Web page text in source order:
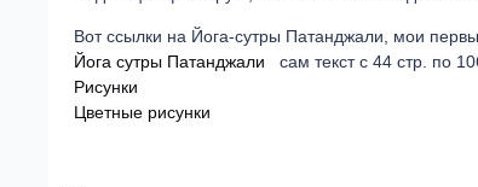
Вот ссылки на Йога-сутры Патанджали, мои
Йога сутры Патанджали сам текст с 44 стр. по
Рисунки
Цветные рисунки